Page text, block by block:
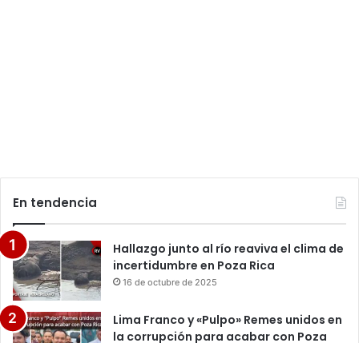
En tendencia
Hallazgo junto al río reaviva el clima de
incertidumbre en Poza Rica
16 de octubre de 2025
Lima Franco y «Pulpo» Remes unidos en
la corrupción para acabar con Poza